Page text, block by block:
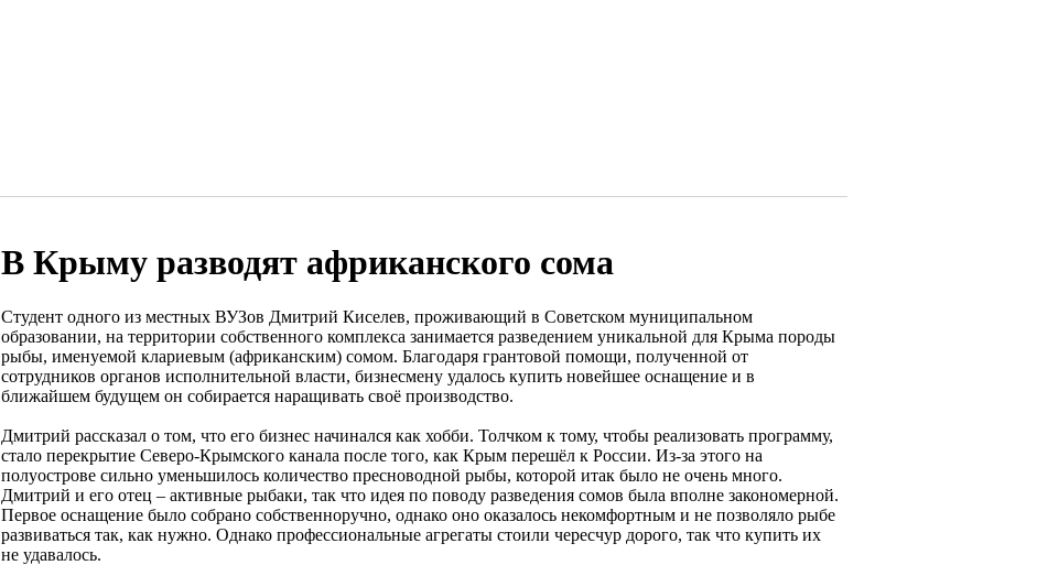
В Крыму разводят африканского сома
Студент одного из местных ВУЗов Дмитрий Киселев, проживающий в Советском муниципальном
образовании, на территории собственного комплекса занимается разведением уникальной для Крыма породы
рыбы, именуемой клариевым (африканским) сомом. Благодаря грантовой помощи, полученной от
сотрудников органов исполнительной власти, бизнесмену удалось купить новейшее оснащение и в
ближайшем будущем он собирается наращивать своё производство.
Дмитрий рассказал о том, что его бизнес начинался как хобби. Толчком к тому, чтобы реализовать программу,
стало перекрытие Северо-Крымского канала после того, как Крым перешёл к России. Из-за этого на
полуострове сильно уменьшилось количество пресноводной рыбы, которой итак было не очень много.
Дмитрий и его отец – активные рыбаки, так что идея по поводу разведения сомов была вполне закономерной.
Первое оснащение было собрано собственноручно, однако оно оказалось некомфортным и не позволяло рыбе
развиваться так, как нужно. Однако профессиональные агрегаты стоили чересчур дорого, так что купить их
не удавалось.